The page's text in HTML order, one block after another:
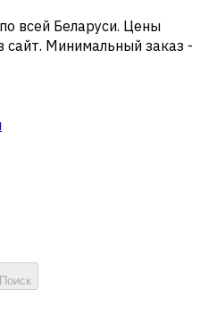
всей Беларуси. Цены
сайт. Минимальный заказ -
Поиск